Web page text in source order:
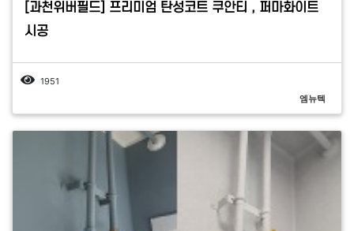
[과천위버필드] 프리미엄 탄성코트 쿠안티 , 퍼마화이트
시공
1951
엠뉴텍